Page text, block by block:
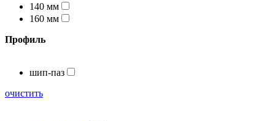
140 мм
160 мм
Профиль
шип-паз
очистить